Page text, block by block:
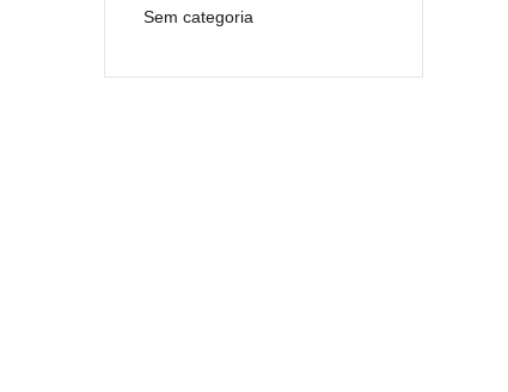
Sem categoria